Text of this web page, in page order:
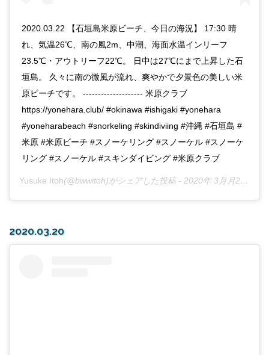
2020.03.22 【石垣島米原ビーチ、今日の海況】 17:30 晴
れ、気温26℃、南の風2m、中潮、海面水温インリーフ
23.5℃・アウトリーフ22℃。 日中は27℃にまで上昇した石
垣島。 久々に南の微風が流れ、爽やかで夕景色の美しい米
原ビーチです。 -------------------- 米原クラブ
https://yonehara.club/ #okinawa #ishigaki #yonehara
#yoneharabeach #snorkeling #skindiviing #沖縄 #石垣島 #
米原 #米原ビーチ #スノーケリング #スノーケル #スノーケ
リング #スノーケル #スキンダイビング #米原クラブ
Yusuke Itoh(@bwwitoh)がシェアした投稿 - 2020年 3月月22日午前2時08分PDT
2020.03.20